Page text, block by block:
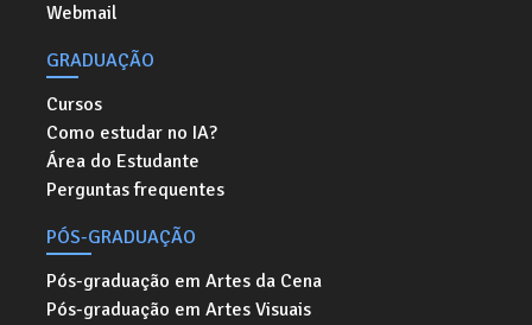
Webmail
GRADUAÇÃO
Cursos
Como estudar no IA?
Área do Estudante
Perguntas frequentes
PÓS-GRADUAÇÃO
Pós-graduação em Artes da Cena
Pós-graduação em Artes Visuais